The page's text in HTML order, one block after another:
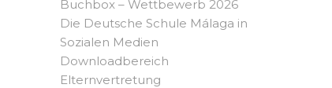
Buchbox – Wettbewerb 2026
Die Deutsche Schule Málaga in
Sozialen Medien
Downloadbereich
Elternvertretung